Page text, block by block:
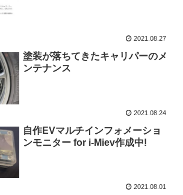
2021.08.27
塗装が落ちてきたキャリパーのメ
ンテナンス
2021.08.24
自作EVマルチインフォメーショ
ンモニター for i-Miev作成中!
2021.08.01